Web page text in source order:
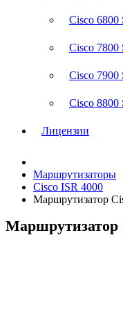
Cisco 6800
Cisco 7800
Cisco 7900
Cisco 8800
Лицензии
Маршрутизаторы
Cisco ISR 4000
Маршрутизатор
Маршрутизатор